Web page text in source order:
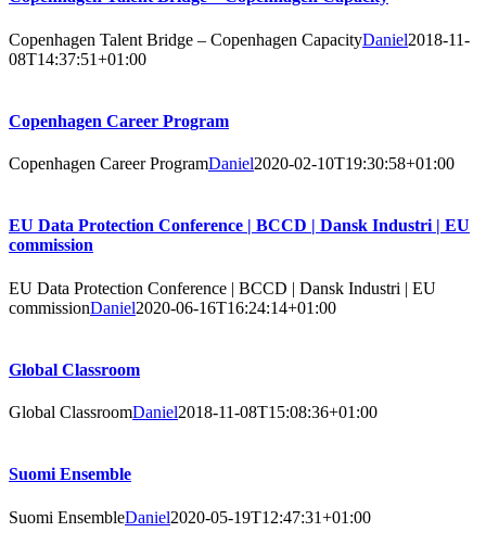
Copenhagen Talent Bridge – Copenhagen CapacityDaniel2018-11-
08T14:37:51+01:00
Copenhagen Career Program
Copenhagen Career ProgramDaniel2020-02-10T19:30:58+01:00
EU Data Protection Conference | BCCD | Dansk Industri | EU
commission
EU Data Protection Conference | BCCD | Dansk Industri | EU
commissionDaniel2020-06-16T16:24:14+01:00
Global Classroom
Global ClassroomDaniel2018-11-08T15:08:36+01:00
Suomi Ensemble
Suomi EnsembleDaniel2020-05-19T12:47:31+01:00